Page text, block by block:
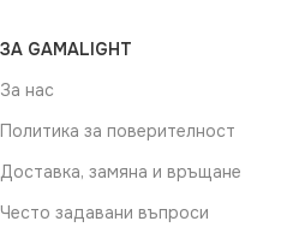
ЗА GAMALIGHT
За нас
Политика за поверителност
Доставка, замяна и връщане
Често задавани въпроси